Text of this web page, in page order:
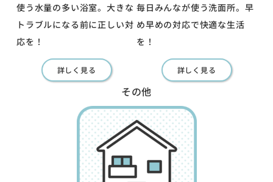
使う水量の多い浴室。大きな
トラブルになる前に正しい対
応を！
詳しく見る
毎日みんなが使う洗面所。早
め早めの対応で快適な生活
を！
詳しく見る
その他